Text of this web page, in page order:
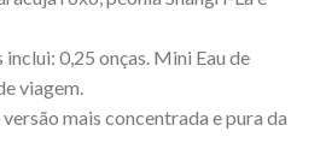
0,25 onças. Mini Eau de
viagem.
versão mais concentrada e pura da